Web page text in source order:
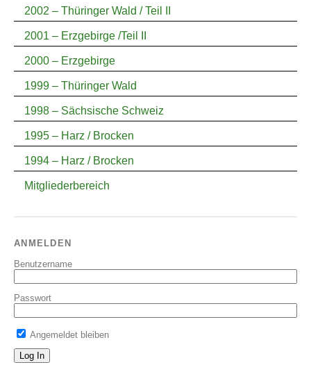
2002 – Thüringer Wald / Teil II
2001 – Erzgebirge /Teil II
2000 – Erzgebirge
1999 – Thüringer Wald
1998 – Sächsische Schweiz
1995 – Harz / Brocken
1994 – Harz / Brocken
Mitgliederbereich
ANMELDEN
Benutzername
Passwort
Angemeldet bleiben